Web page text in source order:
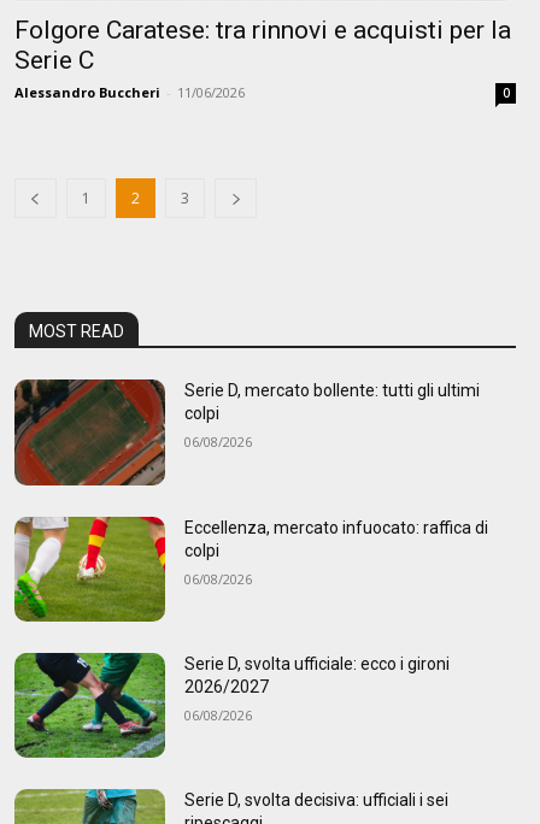
Folgore Caratese: tra rinnovi e acquisti per la
Serie C
Alessandro Buccheri - 11/06/2026 0
1 2 3
MOST READ
Serie D, mercato bollente: tutti gli ultimi
colpi
06/08/2026
Eccellenza, mercato infuocato: raffica di
colpi
06/08/2026
Serie D, svolta ufficiale: ecco i gironi
2026/2027
06/08/2026
Serie D, svolta decisiva: ufficiali i sei